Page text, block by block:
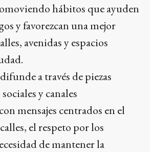
hábitos que ayuden
y favorezcan una mejor
avenidas y espacios
a través de piezas
y canales
mensajes centrados en el
el respeto por los
de mantener la